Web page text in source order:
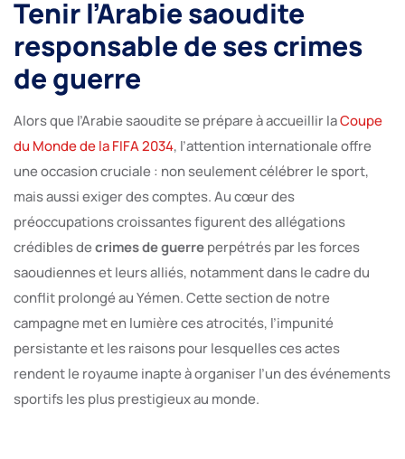
Tenir l’Arabie saoudite
responsable de ses crimes
de guerre
Alors que l’Arabie saoudite se prépare à accueillir laCoupe
du Monde de la FIFA 2034, l’attention internationale offre
une occasion cruciale : non seulement célébrer le sport,
mais aussi exiger des comptes. Au cœur des
préoccupations croissantes figurent des allégations
crédibles decrimes de guerreperpétrés par les forces
saoudiennes et leurs alliés, notamment dans le cadre du
conflit prolongé au Yémen. Cette section de notre
campagne met en lumière ces atrocités, l’impunité
persistante et les raisons pour lesquelles ces actes
rendent le royaume inapte à organiser l’un des événements
sportifs les plus prestigieux au monde.